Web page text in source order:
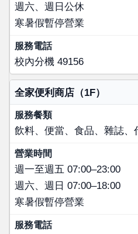
週六、週日公休
寒暑假暫停營業
校內分機 49156
全家便利商店（1F）
飲料、便當、食品、雜誌、
週一至週五 07:00–23:00
週六、週日 07:00–18:00
寒暑假暫停營業